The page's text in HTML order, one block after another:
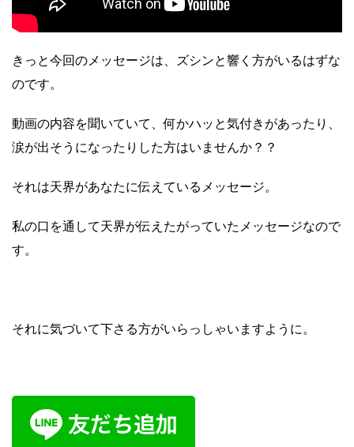
きっと今回のメッセージは、ズシンと響く方がいるはずな
のです。
動画の内容を聞いていて、何かハッと気付きがあったり、
涙が出そうになったりした方はいませんか？？
それは天界があなたに伝えているメッセージ。
私の口を通して天界が伝えたがっていたメッセージなので
す。
それに気づいて下さる方がいらっしゃいますように。